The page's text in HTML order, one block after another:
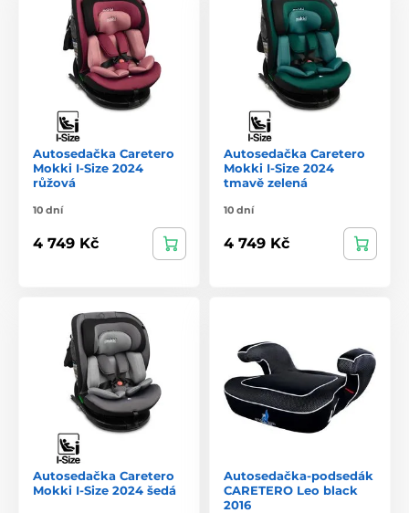
Autosedačka Caretero
Mokki I-Size 2024
růžová
10 dní
4 749 Kč
Autosedačka Caretero
Mokki I-Size 2024
tmavě zelená
10 dní
4 749 Kč
Autosedačka Caretero
Mokki I-Size 2024 šedá
Autosedačka-podsedák
CARETERO Leo black
2016